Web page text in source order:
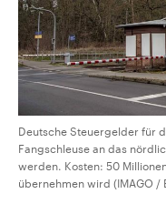
Deutsche Steuergelder für
Fangschleuse an das
werden. Kosten: 50
übernehmen wird (IMAGO /